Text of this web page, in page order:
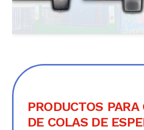
PRODUCTOS PARA
DE COLAS DE